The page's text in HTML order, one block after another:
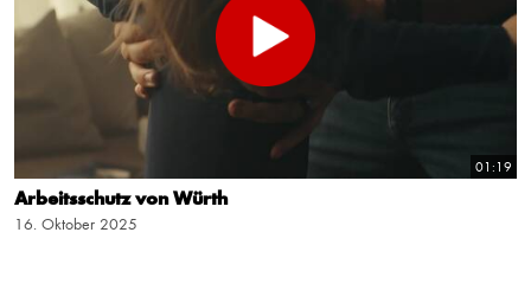
01:19
Arbeitsschutz von Würth
16. Oktober 2025